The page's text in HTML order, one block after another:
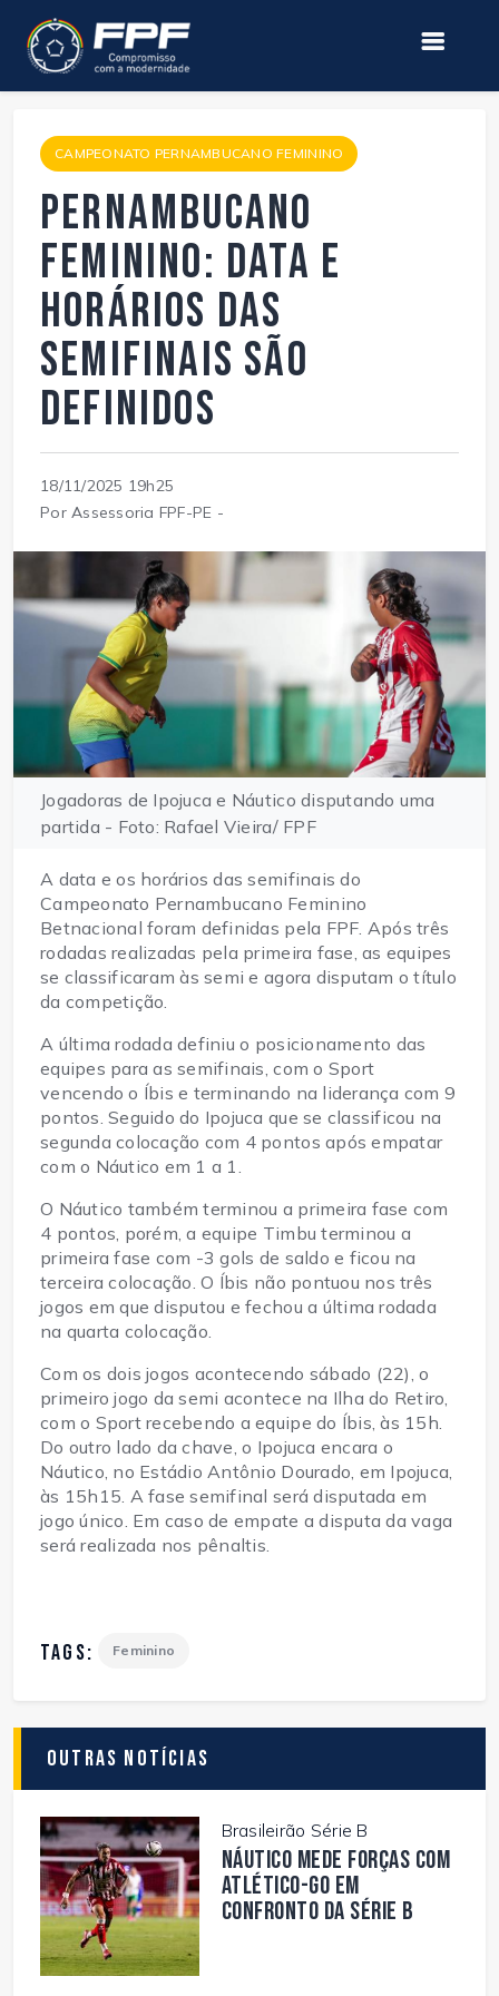
CAMPEONATO PERNAMBUCANO FEMININO
Pernambucano
Feminino: Data e
horários das
semifinais são
definidos
18/11/2025 19h25
Por Assessoria FPF-PE -
Jogadoras de Ipojuca e Náutico disputando uma
partida - Foto: Rafael Vieira/ FPF
A data e os horários das semifinais do
Campeonato Pernambucano Feminino
Betnacional foram definidas pela FPF. Após três
rodadas realizadas pela primeira fase, as equipes
se classificaram às semi e agora disputam o título
da competição.
A última rodada definiu o posicionamento das
equipes para as semifinais, com o Sport
vencendo o Íbis e terminando na liderança com 9
pontos. Seguido do Ipojuca que se classificou na
segunda colocação com 4 pontos após empatar
com o Náutico em 1 a 1.
O Náutico também terminou a primeira fase com
4 pontos, porém, a equipe Timbu terminou a
primeira fase com -3 gols de saldo e ficou na
terceira colocação. O Íbis não pontuou nos três
jogos em que disputou e fechou a última rodada
na quarta colocação.
Com os dois jogos acontecendo sábado (22), o
primeiro jogo da semi acontece na Ilha do Retiro,
com o Sport recebendo a equipe do Íbis, às 15h.
Do outro lado da chave, o Ipojuca encara o
Náutico, no Estádio Antônio Dourado, em Ipojuca,
às 15h15. A fase semifinal será disputada em
jogo único. Em caso de empate a disputa da vaga
será realizada nos pênaltis.
TAGS: Feminino
Outras Notícias
Brasileirão Série B
Náutico mede forças com
Atlético-GO em
confronto da Série B